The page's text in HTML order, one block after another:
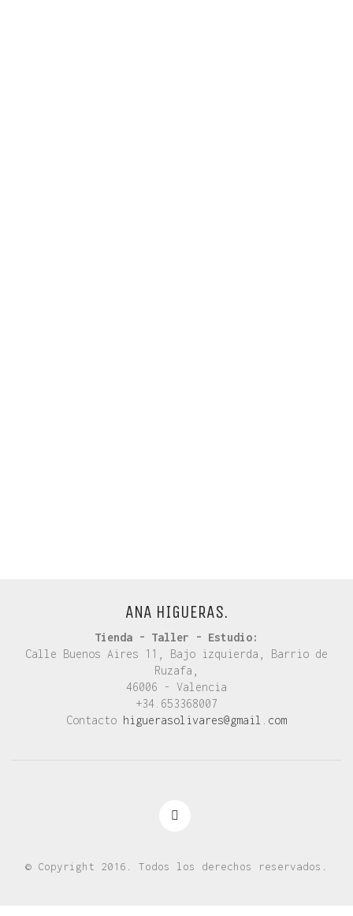
ANA HIGUERAS.
Tienda - Taller - Estudio:
Calle Buenos Aires 11, Bajo izquierda, Barrio de
Ruzafa,
46006 - Valencia
+34.653368007
Contacto higuerasolivares@gmail.com
© Copyright 2016. Todos los derechos reservados.